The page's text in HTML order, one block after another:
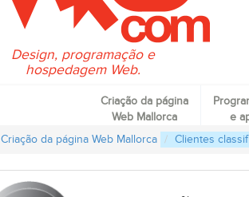
Design, programação e
hospedagem Web.
Criação da página
Web Mallorca
e
Criação da página Web Mallorca
Clientes